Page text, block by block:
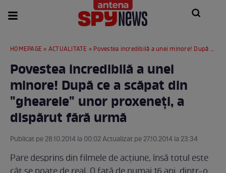
HOMEPAGE » ACTUALITATE » Povestea incredibilă a unei minore! După ce a scăpat din "ghearele" unor proxeneţi, a dispărut fără urmă
Povestea incredibilă a unei
minore! După ce a scăpat din
"ghearele" unor proxeneţi, a
dispărut fără urmă
Publicat pe 28.10.2014 la 00:02 Actualizat pe 27.10.2014 la 23:34
Pare desprins din filmele de acţiune, însă totul este